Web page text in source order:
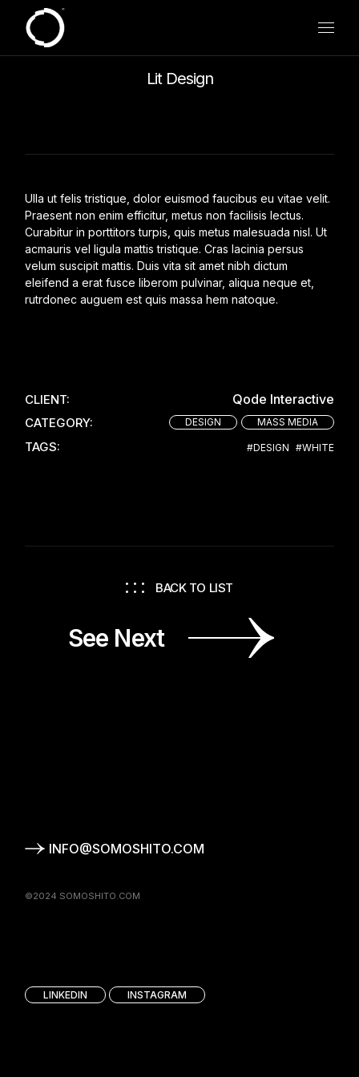
content
Lit Design
Ulla ut felis tristique, dolor euismod faucibus eu vitae velit.
Praesent non enim efficitur, metus non facilisis lectus.
Curabitur in porttitors turpis, quis metus malesuada nisl. Ut
acmauris vel ligula mattis tristique. Cras lacinia persus
velum suscipit mattis. Duis vita sit amet nibh dictum
eleifend a erat fusce liberom pulvinar, aliqua neque et,
rutrdonec auguem est quis massa hem natoque.
CLIENT: Qode Interactive
CATEGORY: DESIGN MASS MEDIA
TAGS: #DESIGN #WHITE
BACK TO LIST
See Next
INFO@SOMOSHITO.COM
©2024 SOMOSHITO.COM
LINKEDIN INSTAGRAM